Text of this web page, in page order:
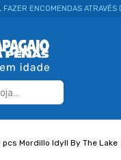
FAZER ENCOMENDAS ATRAVÉS
pcs Mordillo Idyll By The Lake